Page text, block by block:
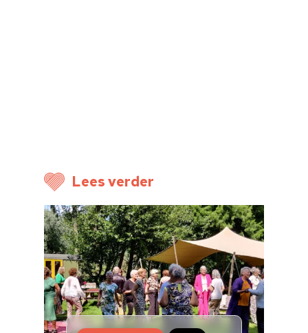
Lees verder
Nieuwsbrief
Doneren